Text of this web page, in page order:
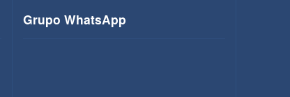
Grupo WhatsApp